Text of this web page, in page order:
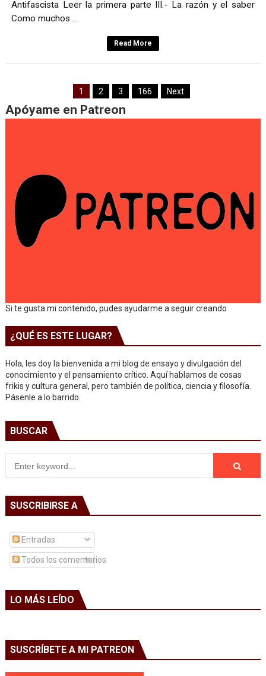
Antifascista Leer la primera parte III.- La razón y el saber
Como muchos ...
Read More
1 2 3 166 Next
Apóyame en Patreon
Si te gusta mi contenido, pudes ayudarme a seguir creando
¿QUÉ ES ESTE LUGAR?
Hola, les doy la bienvenida a mi blog de ensayo y divulgación del
conocimiento y el pensamiento crítico. Aquí hablamos de cosas
frikis y cultura general, pero también de política, ciencia y filosofía.
Pásenle a lo barrido.
BUSCAR
SUSCRIBIRSE A
Entradas
Todos los comentarios
LO MÁS LEÍDO
SUSCRÍBETE A MI PATREON